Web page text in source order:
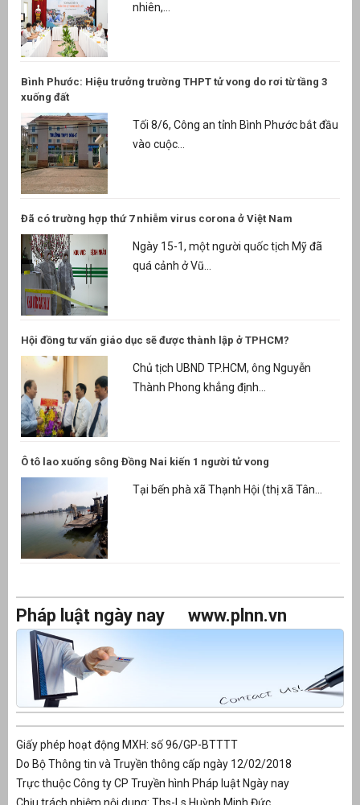
nhiên,...
Bình Phước: Hiệu trưởng trường THPT tử vong do rơi từ tầng 3
xuống đất
Tối 8/6, Công an tỉnh Bình Phước bắt đầu
vào cuộc...
Đã có trường hợp thứ 7 nhiễm virus corona ở Việt Nam
Ngày 15-1, một người quốc tịch Mỹ đã
quá cảnh ở Vũ...
Hội đồng tư vấn giáo dục sẽ được thành lập ở TPHCM?
Chủ tịch UBND TP.HCM, ông Nguyễn
Thành Phong khẳng định...
Ô tô lao xuống sông Đồng Nai kiến 1 người tử vong
Tại bến phà xã Thạnh Hội (thị xã Tân...
Pháp luật ngày nay www.plnn.vn
Giấy phép hoạt động MXH: số 96/GP-BTTTT
Do Bộ Thông tin và Truyền thông cấp ngày 12/02/2018
Trực thuộc Công ty CP Truyền hình Pháp luật Ngày nay
Chịu trách nhiệm nội dung: Ths-Ls Huỳnh Minh Đức